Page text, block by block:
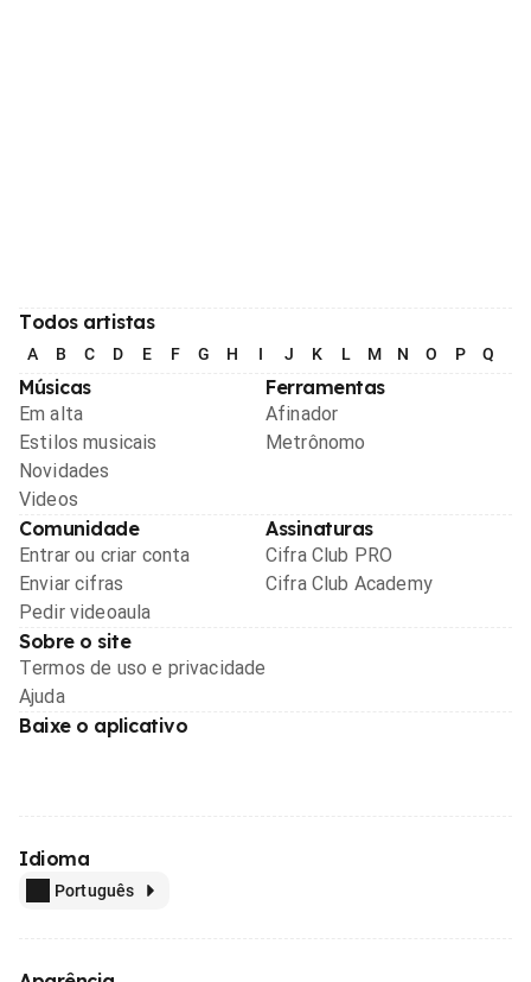
Todos artistas
A B C D E F G H I J K L M N O P Q
Músicas
Em alta
Estilos musicais
Novidades
Videos
Ferramentas
Afinador
Metrônomo
Comunidade
Entrar ou criar conta
Enviar cifras
Pedir videoaula
Assinaturas
Cifra Club PRO
Cifra Club Academy
Sobre o site
Termos de uso e privacidade
Ajuda
Baixe o aplicativo
Idioma
Português